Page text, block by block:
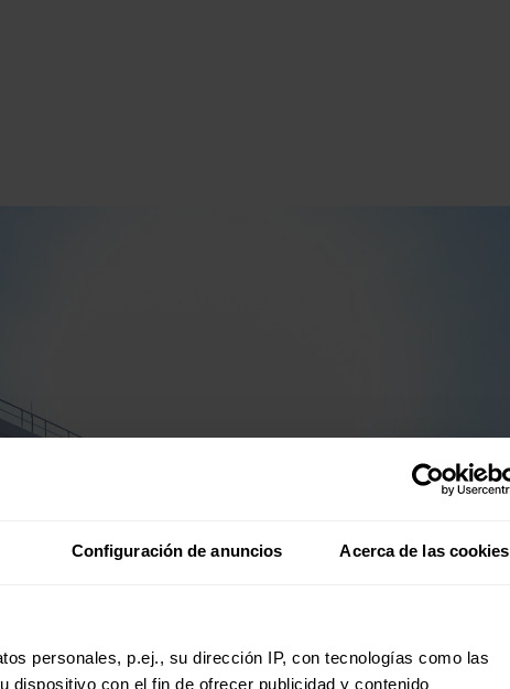
Configuración de anuncios Acerca de las cookies
personales, p.ej., su dirección IP, con tecnologías como las
con el fin de ofrecer publicidad y contenido